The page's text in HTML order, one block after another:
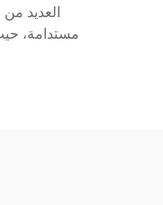
العديد
مستدامة،